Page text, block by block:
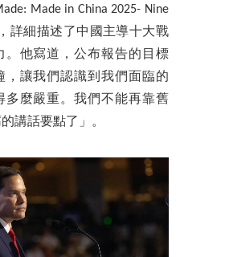
Made in China 2025- Nine
詳細描述了中國主導十大戰
。他寫道，公布報告的目標
，讓我們認識到我們面臨的
多麼嚴重。我們不能再靠舊
講話要點了」。